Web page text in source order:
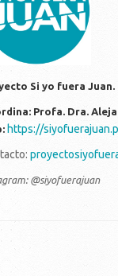
Si yo fuera Juan.
Profa. Dra.
https://
@siyofuerajuan